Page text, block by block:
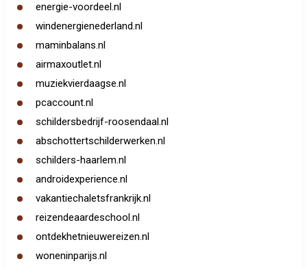
energie-voordeel.nl
windenergienederland.nl
maminbalans.nl
airmaxoutlet.nl
muziekvierdaagse.nl
pcaccount.nl
schildersbedrijf-roosendaal.nl
abschottertschilderwerken.nl
schilders-haarlem.nl
androidexperience.nl
vakantiechaletsfrankrijk.nl
reizendeaardeschool.nl
ontdekhetnieuwereizen.nl
woneninparijs.nl